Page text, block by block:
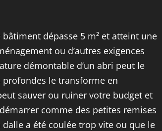
dépasse 5 m² et atteint une
ou d’autres exigences
démontable d’un abri peut le
profondes le transforme en
sauver ou ruiner votre budget et
comme des petites remises
a été coulée trop vite ou que le